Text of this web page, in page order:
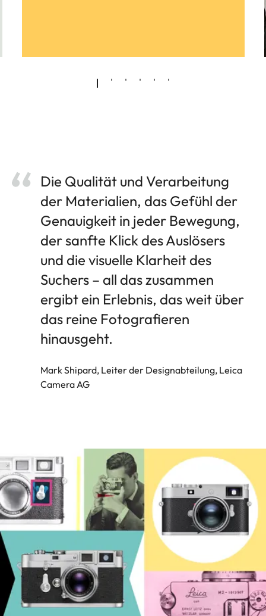
Die Qualität und Verarbeitung
der Materialien, das Gefühl der
Genauigkeit in jeder Bewegung,
der sanfte Klick des Auslösers
und die visuelle Klarheit des
Suchers – all das zusammen
ergibt ein Erlebnis, das weit über
das reine Fotografieren
hinausgeht.
Mark Shipard, Leiter der Designabteilung, Leica
Camera AG